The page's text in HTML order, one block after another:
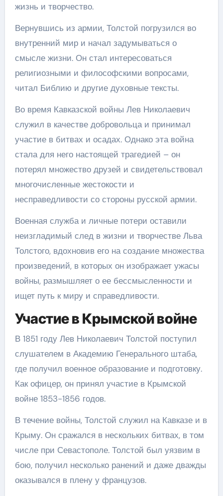
жизнь и творчество.
Вернувшись из армии, Толстой погрузился во
внутренний мир и начал задумываться о
смысле жизни. Он стал интересоваться
религиозными и философскими вопросами,
читал Библию и другие духовные тексты.
Во время Кавказской войны Лев Николаевич
служил в качестве добровольца и принимал
участие в битвах и осадах. Однако эта война
стала для него настоящей трагедией – он
потерял множество друзей и свидетельствовал
многочисленные жестокости и
несправедливости со стороны русской армии.
Военная служба и личные потери оставили
неизгладимый след в жизни и творчестве Льва
Толстого, вдохновив его на создание множества
произведений, в которых он изображает ужасы
войны, размышляет о ее бессмысленности и
ищет путь к миру и справедливости.
Участие в Крымской войне
В 1851 году Лев Николаевич Толстой поступил
слушателем в Академию Генерального штаба,
где получил военное образование и подготовку.
Как офицер, он принял участие в Крымской
войне 1853-1856 годов.
В течение войны, Толстой служил на Кавказе и в
Крыму. Он сражался в нескольких битвах, в том
числе при Севастополе. Толстой был уязвим в
бою, получил несколько ранений и даже дважды
оказывался в плену у французов.